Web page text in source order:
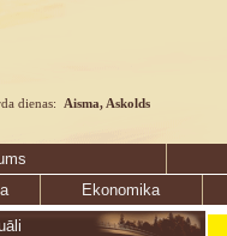
dienas: Aisma, Askolds
Ekonomika